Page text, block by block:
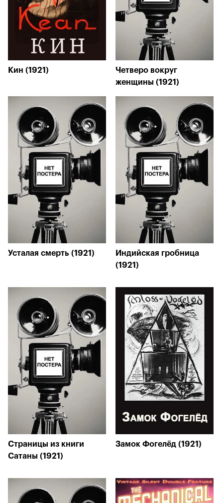
Кин (1921)
Четверо вокруг
женщины (1921)
Усталая смерть (1921)
Индийская гробница
(1921)
Страницы из книги
Сатаны (1921)
Замок Фогелёд (1921)